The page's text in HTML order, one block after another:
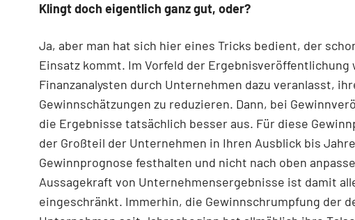
Klingt doch eigentlich ganz gut, oder?
Ja, aber man hat sich hier eines Tricks bedient, der
Einsatz kommt. Im Vorfeld der Ergebnisveröffentlichung
Finanzanalysten durch Unternehmen dazu veranlasst,
Gewinnschätzungen zu reduzieren. Dann, bei
die Ergebnisse tatsächlich besser aus. Für diese
der Großteil der Unternehmen in Ihren Ausblick bis
Gewinnprognose festhalten und nicht nach oben
Aussagekraft von Unternehmensergebnisse ist damit
eingeschränkt. Immerhin, die Gewinnschrumpfung der